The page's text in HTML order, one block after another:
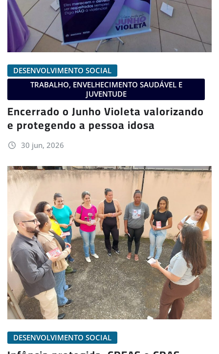
DESENVOLVIMENTO SOCIAL
TRABALHO, ENVELHECIMENTO SAUDÁVEL E
JUVENTUDE
Encerrado o Junho Violeta valorizando
e protegendo a pessoa idosa
30 jun, 2026
DESENVOLVIMENTO SOCIAL